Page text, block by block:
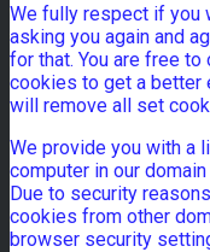
We fully respect if you
asking you again and
for that. You are free
cookies to get a better
will remove all set
We provide you with a
computer in our
Due to security
cookies from other
browser security